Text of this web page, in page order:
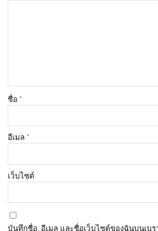
ชื่อ *
อีเมล *
เว็บไซต์
บันทึกชื่อ, อีเมล และชื่อเว็บไซต์ของฉันบนเบร